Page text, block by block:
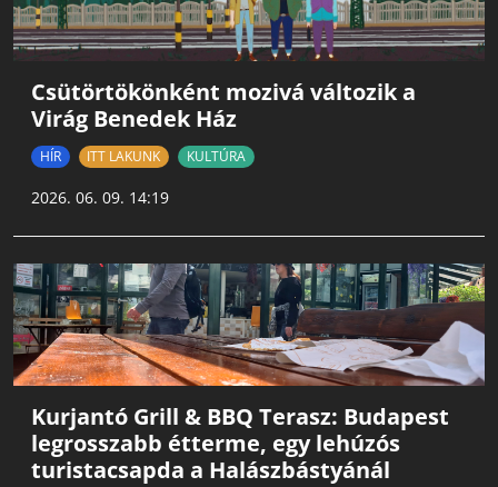
Csütörtökönként mozivá változik a
Virág Benedek Ház
HÍR ITT LAKUNK KULTÚRA
2026. 06. 09. 14:19
Kurjantó Grill & BBQ Terasz: Budapest
legrosszabb étterme, egy lehúzós
turistacsapda a Halászbástyánál